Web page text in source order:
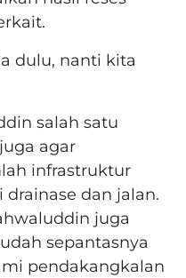
dulu, nanti kita
salah satu
agar
infrastruktur
dan jalan.
juga
sepantasnya
pendakangkalan